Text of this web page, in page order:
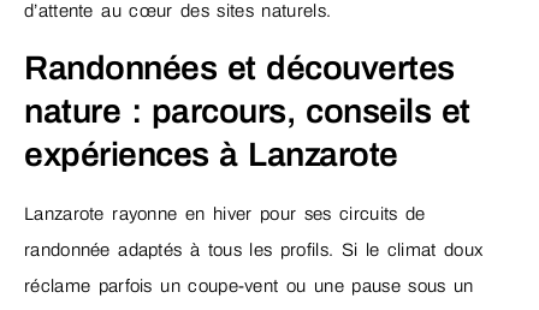
d’attente au cœur des sites naturels.
Randonnées et découvertes
nature : parcours, conseils et
expériences à Lanzarote
Lanzarote rayonne en hiver pour ses circuits de
randonnée adaptés à tous les profils. Si le climat doux
réclame parfois un coupe-vent ou une pause sous un